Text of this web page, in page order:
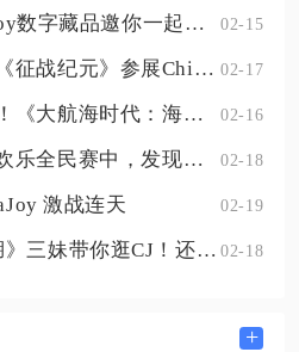
本装备合成路径全面优化，小件
到攻防属性优势，不同分路的小
选择有清晰区分。对抗路战边开
重磅消息：ChinaJoy数字藏品邀你一起评选 02-15
史诗魔幻策略手游《征战纪元》参展ChinaJoy，SLG与放置融合玩法来袭 02-17
开心麻花爆笑助阵！《大航海时代：海上霸主》亮相China Joy 02-16
从《欢乐斗地主》欢乐全民赛中，发现拓盘全民电竞的新蓝海 02-18
激战连天 02-19
《剑网3：指尖江湖》三妹带你逛CJ！还有惊喜嘉宾现场约定你！ 02-18
+